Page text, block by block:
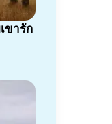
ขารัก